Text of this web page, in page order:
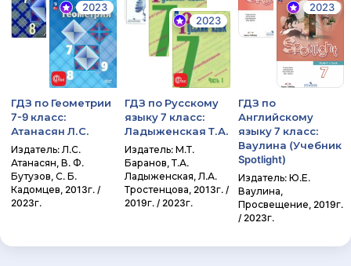
2023
ГДЗ по Геометрии
7-9 класс:
Атанасян Л.С.
Издатель: Л.С.
Атанасян, В. Ф.
Бутузов, С. Б.
Кадомцев, 2013г. /
2023г.
2023
ГДЗ по Русскому
языку 7 класс:
Ладыженская Т.А.
Издатель: М.Т.
Баранов, Т.А.
Ладыженская, Л.А.
Тростенцова, 2013г. /
2019г. / 2023г.
2023
ГДЗ по
Английскому
языку 7 класс:
Ваулина (Учебник
Spotlight)
Издатель: Ю.Е.
Ваулина,
Просвещение, 2019г.
/ 2023г.